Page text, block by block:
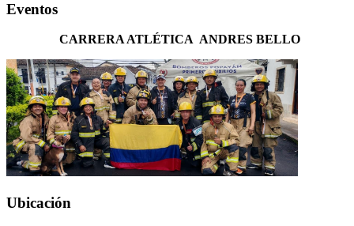
Eventos
CARRERA ATLÉTICA ANDRES BELLO
Ubicación